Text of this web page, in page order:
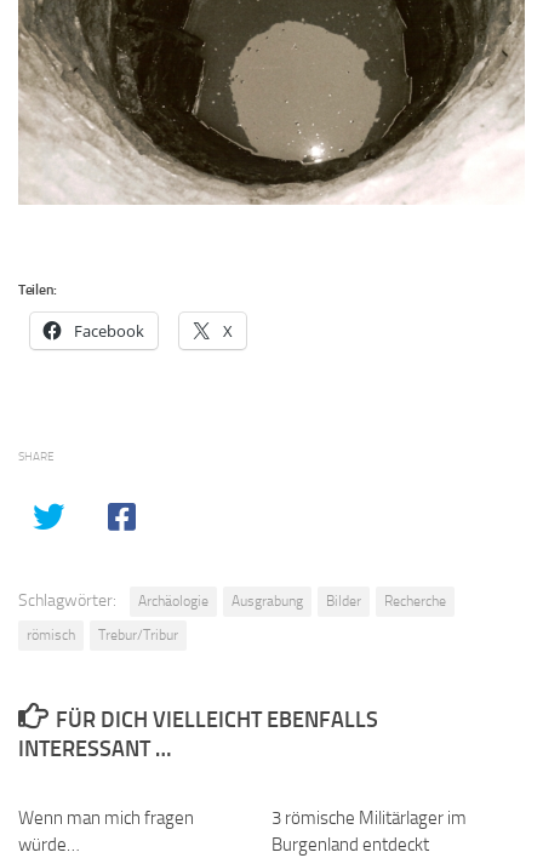
Teilen:
Facebook X
SHARE
Schlagwörter: Archäologie Ausgrabung Bilder
Recherche
römisch
Trebur/Tribur
FÜR DICH VIELLEICHT EBENFALLS
INTERESSANT …
Wenn man mich fragen
würde…
3 römische Militärlager im
Burgenland entdeckt